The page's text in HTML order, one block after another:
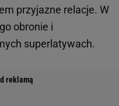
przyjazne relacje. W
obronie i
superlatywach.